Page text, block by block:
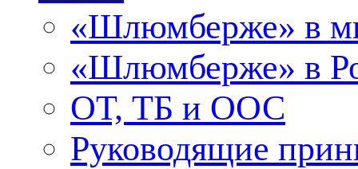
«Шлюмберже» в
«Шлюмберже» в
ОТ, ТБ и ООС
Руководящие